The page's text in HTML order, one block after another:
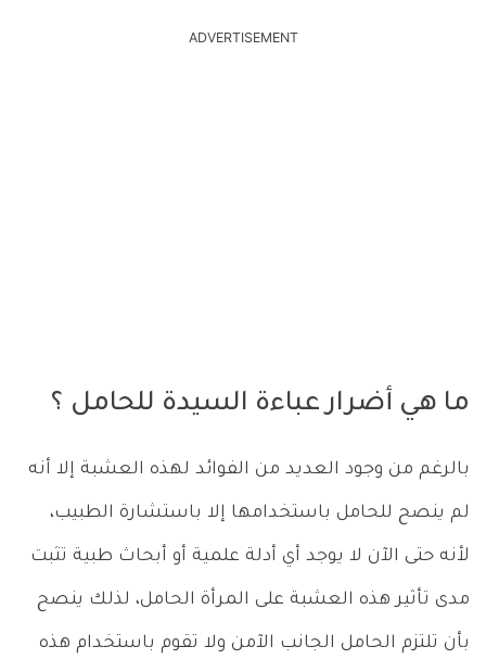
ADVERTISEMENT
ما هي أضرار عباءة السيدة للحامل ؟
بالرغم من وجود العديد من الفوائد لهذه العشبة إلا أنه
لم ينصح للحامل باستخدامها إلا باستشارة الطبيب،
لأنه حتى الآن لا يوجد أي أدلة علمية أو أبحاث طبية تثبت
مدى تأثير هذه العشبة على المرأة الحامل، لذلك ينصح
بأن تلتزم الحامل الجانب الآمن ولا تقوم باستخدام هذه